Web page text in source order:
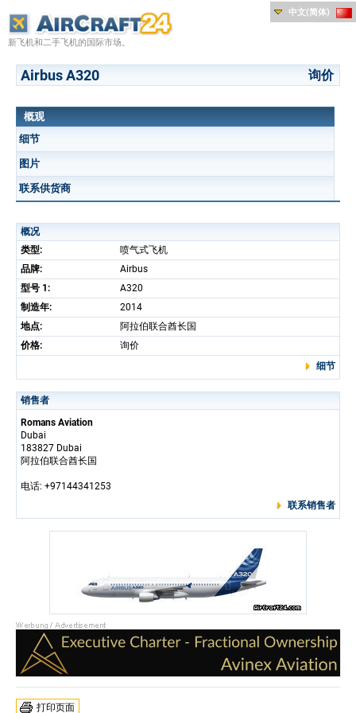
新飞机和二手飞机的国际市场。
中文(简体)
Airbus A320 询价
概观
细节
图片
联系供货商
概况
类型:
喷气式飞机
品牌:
Airbus
型号 1:
A320
制造年:
2014
地点:
阿拉伯联合酋长国
价格:
询价
细节
销售者
Romans Aviation
Dubai
183827 Dubai
阿拉伯联合酋长国
电话: +97144341253
联系销售者
打印页面